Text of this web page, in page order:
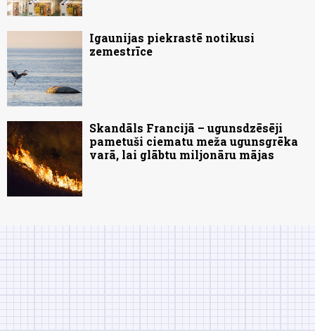
Igaunijas piekrastē notikusi
zemestrīce
Skandāls Francijā – ugunsdzēsēji
pametuši ciematu meža ugunsgrēka
varā, lai glābtu miljonāru mājas